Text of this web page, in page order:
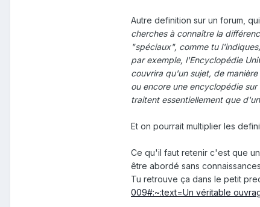
Autre definition sur un forum,
cherches à connaître la
"spéciaux", comme tu
par exemple, l'Encyclopédie
couvrira qu'un sujet, de
ou encore une encyclopédie
traitent essentiellement que
Et on pourrait multiplier les
Ce qu'il faut retenir c'est que
être abordé sans
Tu retrouve ça dans le petit
009#:~:text=Un véritable